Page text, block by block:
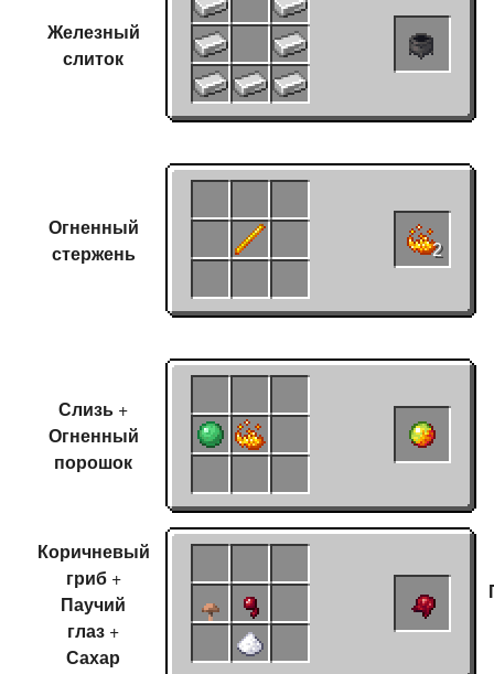
Железный
слиток
Огненный
стержень
2
Слизь +
Огненный
порошок
Коричневый
гриб+
Паучий
глаз +
Сахар